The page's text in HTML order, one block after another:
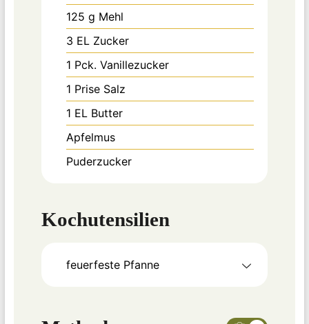
125 g Mehl
3 EL Zucker
1 Pck. Vanillezucker
1 Prise Salz
1 EL Butter
Apfelmus
Puderzucker
Kochutensilien
feuerfeste Pfanne